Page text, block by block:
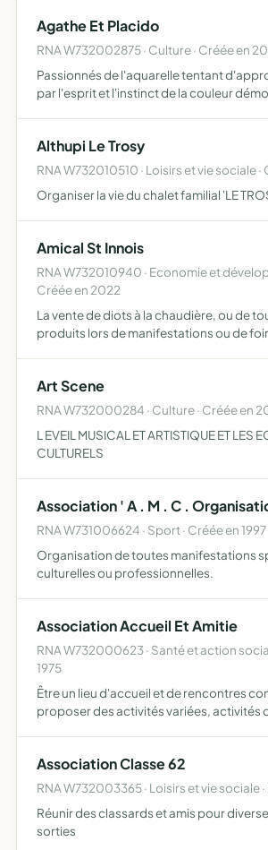
Agathe Et Placido
RNA W732002875 · Culture · Créée en
Passionnés de l'aquarelle tentant
par l'esprit et l'instinct de la couleur
Althupi Le Trosy
RNA W732010510 · Loisirs et vie sociale ·
Organiser la vie du chalet familial 'LE
Amical St Innois
RNA W732010940 · Economie et
Créée en 2022
La vente de diots à la chaudière, ou de
produits lors de manifestations ou de
Art Scene
RNA W732000284 · Culture · Créée en
L EVEIL MUSICAL ET ARTISTIQUE ET LES
CULTURELS
Association ' A . M . C .
RNA W731006624 · Sport · Créée en 1997
Organisation de toutes manifestations
culturelles ou professionnelles.
Association Accueil Et Amitie
RNA W732000623 · Santé et action
1975
Être un lieu d'accueil et de rencontres
proposer des activités variées, activités
Association Classe 62
RNA W732003365 · Loisirs et vie sociale
Réunir des classards et amis pour
sorties